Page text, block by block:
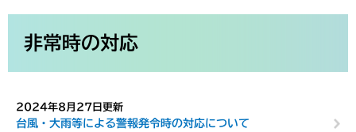
非常時の対応
2024年8月27日更新
台風・大雨等による警報発令時の対応について